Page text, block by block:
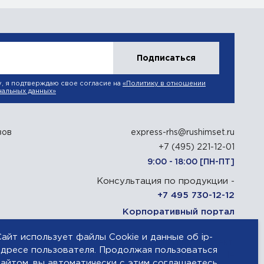
Подписаться
я подтверждаю свое согласие на «Политику в отношении
данных»
express-rhs@rushimset.ru
+7 (495) 221-12-01
9:00 - 18:00 [ПН-ПТ]
Консультация по продукции -
+7 495 730-12-12
Корпоративный портал
129090, г. Москва, Олимпийский проспект,
использует файлы Cookie и данные об ip-
пользователя. Продолжая пользоваться